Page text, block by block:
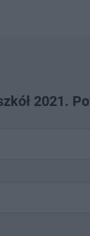
2021.